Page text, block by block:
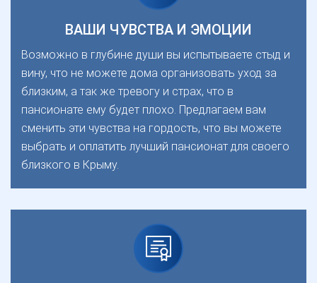
ВАШИ ЧУВСТВА И ЭМОЦИИ
Возможно в глубине души вы испытываете стыд и
вину, что не можете дома организовать уход за
близким, а так же тревогу и страх, что в
пансионате ему будет плохо. Предлагаем вам
сменить эти чувства на гордость, что вы можете
выбрать и оплатить лучший пансионат для своего
близкого в Крыму.